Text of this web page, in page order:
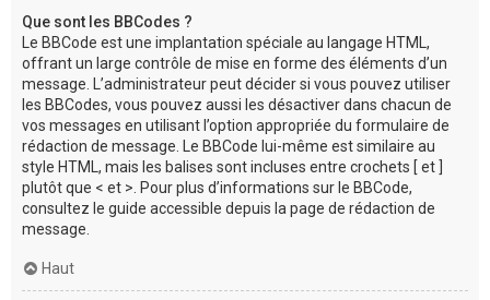
Que sont les BBCodes ?
Le BBCode est une implantation spéciale au langage HTML,
offrant un large contrôle de mise en forme des éléments d’un
message. L’administrateur peut décider si vous pouvez utiliser
les BBCodes, vous pouvez aussi les désactiver dans chacun de
vos messages en utilisant l’option appropriée du formulaire de
rédaction de message. Le BBCode lui-même est similaire au
style HTML, mais les balises sont incluses entre crochets [ et ]
plutôt que < et >. Pour plus d’informations sur le BBCode,
consultez le guide accessible depuis la page de rédaction de
message.
Haut